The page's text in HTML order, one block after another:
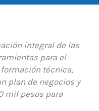
integral de las
para el
técnica,
plan de negocios y
mil pesos para